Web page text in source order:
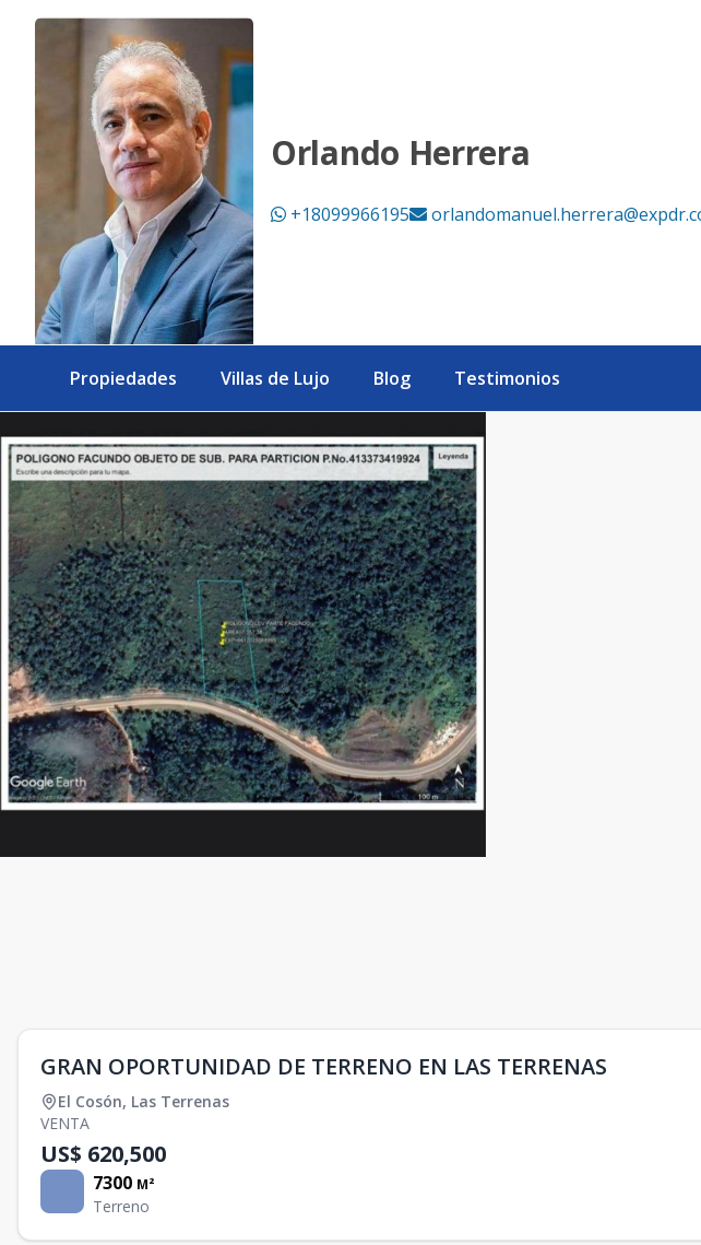
Orlando Herrera
+18099966195
Propiedades Villas de Lujo Blog Testimonios
GRAN OPORTUNIDAD DE TERRENO EN LAS TERRENAS
El Cosón, Las Terrenas
VENTA
US$ 620,500
7300 M²
Terreno
GRAN OPORTUNIDAD DE TERRENO EN LAS TERRENAS - eXp Realty República